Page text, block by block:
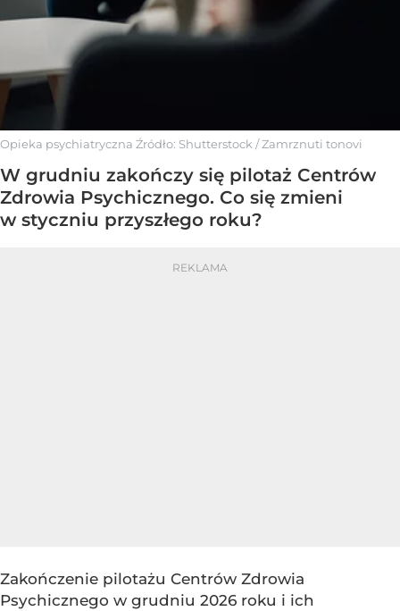
Opieka psychiatryczna Źródło: Shutterstock/Zamrznuti tonovi
W grudniu zakończy się pilotaż Centrów
Zdrowia Psychicznego. Co się zmieni
w styczniu przyszłego roku?
Zakończenie pilotażu Centrów Zdrowia
Psychicznego w grudniu 2026 roku i ich